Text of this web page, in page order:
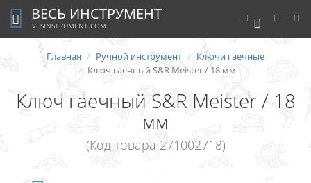
0
ВЕСЬ ИНСТРУМЕНТ
VESINSTRUMENT.COM
Главная Ручной инструмент
Ключи гаечные
Ключ гаечный S&R Meister / 18 мм
Ключ гаечный S&R Meister / 18
мм
(Код товара 271002718)